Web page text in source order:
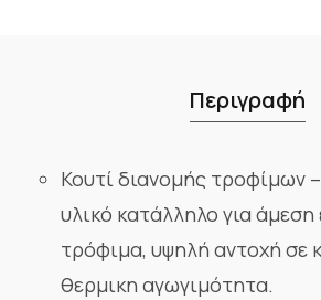
Περιγραφή
Κουτί διανομής τροφίμων
υλικό κατάλληλο για
τρόφιμα, υψηλή αντοχή σε
θερμικη αγωγιμότητα.